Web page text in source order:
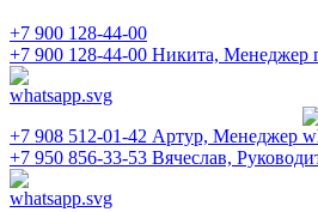
+7 900 128-44-00
+7 900 128-44-00 Никита, Менеджер
+7 908 512-01-42 Артур, Менеджер
+7 950 856-33-53 Вячеслав,